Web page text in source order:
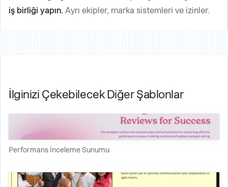
iş birliği yapın. Ayrı ekipler, marka sistemleri ve izinler.
İlginizi Çekebilecek Diğer Şablonlar
Performans İnceleme Sunumu